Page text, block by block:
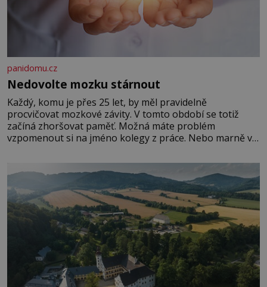
panidomu.cz
Nedovolte mozku stárnout
Každý, komu je přes 25 let, by měl pravidelně
procvičovat mozkové závity. V tomto období se totiž
začíná zhoršovat paměť. Možná máte problém
vzpomenout si na jméno kolegy z práce. Nebo marně v
Je to opravdu tak, s věkem jako kdyby se paměť
rozhodla stávkovat. Cvičte